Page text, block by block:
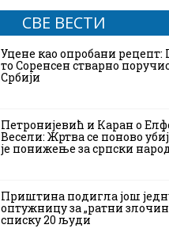
СВЕ ВЕСТИ
Уцене као опробани рецепт:
то Соренсен стварно
Србији
Петронијевић и Каран о
Весели: Жртва се поново
је понижење за српски
Приштина подигла још
оптужницу за „ратни
списку 20 људи